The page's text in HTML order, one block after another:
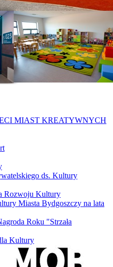
MIAST KREATYWNYCH
ds. Kultury
Rozwoju Kultury
Miasta Bydgoszczy na lata
Roku "Strzała
Kultury